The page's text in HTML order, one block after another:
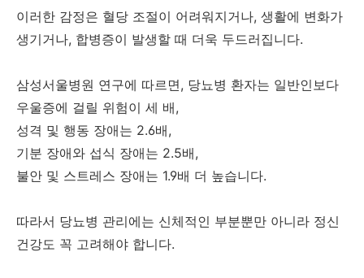
이러한 감정은 혈당 조절이 어려워지거나, 생활에 변화가
생기거나, 합병증이 발생할 때 더욱 두드러집니다.
삼성서울병원 연구에 따르면, 당뇨병 환자는 일반인보다
우울증에 걸릴 위험이 세 배,
성격 및 행동 장애는 2.6배,
기분 장애와 섭식 장애는 2.5배,
불안 및 스트레스 장애는 1.9배 더 높습니다.
따라서 당뇨병 관리에는 신체적인 부분뿐만 아니라 정신
건강도 꼭 고려해야 합니다.